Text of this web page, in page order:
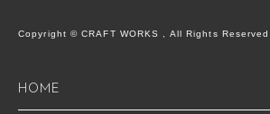
Copyright © CRAFT WORKS , All Rights Reserved.
HOME